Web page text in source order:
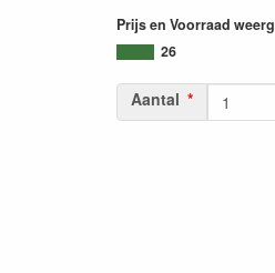
Prijs en Voorraad
26
Aantal